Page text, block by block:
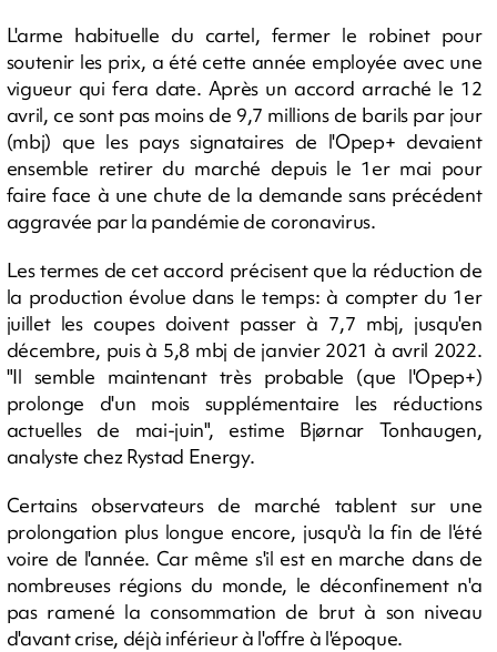
L'arme habituelle du cartel, fermer le robinet pour
soutenir les prix, a été cette année employée avec une
vigueur qui fera date. Après un accord arraché le 12
avril, ce sont pas moins de 9,7 millions de barils par jour
(mbj) que les pays signataires de l'Opep+ devaient
ensemble retirer du marché depuis le 1er mai pour
faire face à une chute de la demande sans précédent
aggravée par la pandémie de coronavirus.
Les termes de cet accord précisent que la réduction de
la production évolue dans le temps: à compter du 1er
juillet les coupes doivent passer à 7,7 mbj, jusqu'en
décembre, puis à 5,8 mbj de janvier 2021 à avril 2022.
"Il semble maintenant très probable (que l'Opep+)
prolonge d'un mois supplémentaire les réductions
actuelles de mai-juin", estime Bjørnar Tonhaugen,
analyste chez Rystad Energy.
Certains observateurs de marché tablent sur une
prolongation plus longue encore, jusqu'à la fin de l'été
voire de l'année. Car même s'il est en marche dans de
nombreuses régions du monde, le déconfinement n'a
pas ramené la consommation de brut à son niveau
d'avant crise, déjà inférieur à l'offre à l'époque.